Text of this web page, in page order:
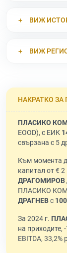
ВИЖ
ВИЖ
НАКРАТКО
ПЛАСИКО
EOOD), с ЕИК
свързана с 5
Към момента
капитал от €
ДРАГОМИРОВ
ПЛАСИКО
ДРАГНЕВс
За 2024 г.
на приходите,
EBITDA, 33,2%